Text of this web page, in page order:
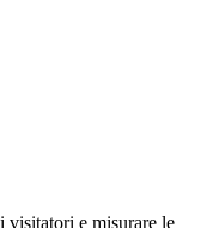
visitatori e misurare le